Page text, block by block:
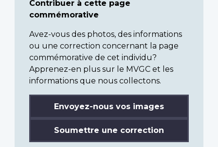
Contribuer à cette page
commémorative
Avez-vous des photos, des informations
ou une correction concernant la page
commémorative de cet individu?
Apprenez-en plus sur le MVGC et les
informations que nous collectons.
Envoyez-nous vos images
Soumettre une correction